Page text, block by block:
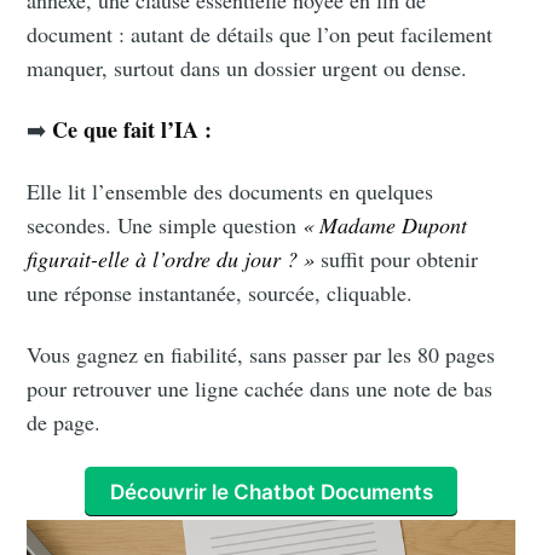
document : autant de détails que l’on peut facilement
manquer, surtout dans un dossier urgent ou dense.
➡️ Ce que fait l’IA :
Elle lit l’ensemble des documents en quelques
secondes. Une simple question « Madame Dupont
figurait-elle à l’ordre du jour ? » suffit pour obtenir
une réponse instantanée, sourcée, cliquable.
Vous gagnez en fiabilité, sans passer par les 80 pages
pour retrouver une ligne cachée dans une note de bas
de page.
Découvrir le Chatbot Documents